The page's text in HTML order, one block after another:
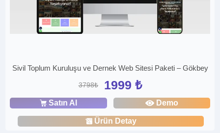
Sivil Toplum Kuruluşu ve Dernek Web Sitesi Paketi – Gökbey
3798₺ 1999 ₺
Satın Al Demo
Ürün Detay